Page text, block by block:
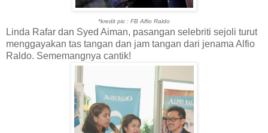
*kredit pic : FB Alfio Raldo
Linda Rafar dan Syed Aiman, pasangan selebriti sejoli turut
menggayakan tas tangan dan jam tangan dari jenama Alfio
Raldo. Sememangnya cantik!